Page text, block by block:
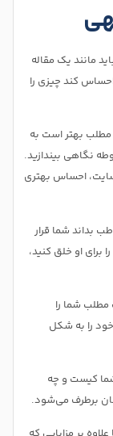
مانند یک مقاله
کند چیزی را
مطلب بهتر است به
نگاهی بیندازید.
احساس بهتری
بداند شما قرار
برای او خلق کنید،
مطلب شما را
را به شکل
کیست و چه
برطرف می‌شود.